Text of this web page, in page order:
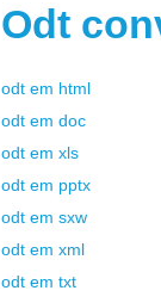
Odt
odt em html
odt em doc
odt em xls
odt em pptx
odt em sxw
odt em xml
odt em txt